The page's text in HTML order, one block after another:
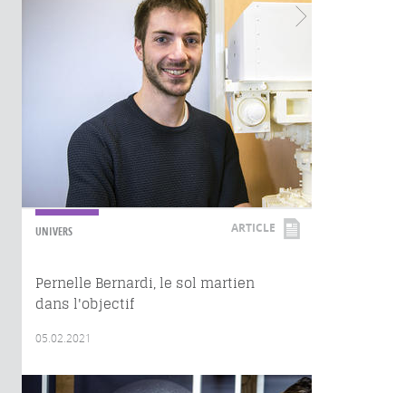
UNIVERS ARTICLE
Pernelle Bernardi, le sol martien
dans l'objectif
05.02.2021